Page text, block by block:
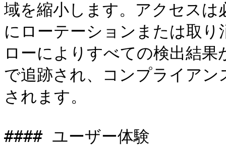
域を縮小します。アクセスは
にローテーションまたは取
ローによりすべての検出結
で追跡され、コンプライア
されます。
#### ユーザー体験